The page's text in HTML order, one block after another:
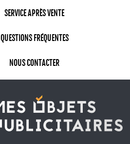
SERVICE APRÈS VENTE
QUESTIONS FRÉQUENTES
NOUS CONTACTER